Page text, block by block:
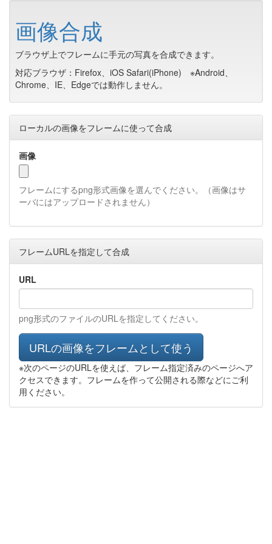
画像合成
ブラウザ上でフレームに手元の写真を合成できます。
対応ブラウザ：Firefox、iOS Safari(iPhone) ※Android、
Chrome、IE、Edgeでは動作しません。
ローカルの画像をフレームに使って合成
画像
フレームにするpng形式画像を選んでください。（画像はサ
ーバにはアップロードされません）
フレームURLを指定して合成
URL
png形式のファイルのURLを指定してください。
URLの画像をフレームとして使う
※次のページのURLを使えば、フレーム指定済みのページへア
クセスできます。フレームを作って公開される際などにご利
用ください。